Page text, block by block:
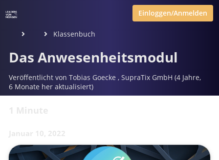
Einloggen/Anmelden
Klassenbuch
Das Anwesenheitsmodul
Veröffentlicht von Tobias Goecke , SupraTix GmbH (4 Jahre,
6 Monate her aktualisiert)